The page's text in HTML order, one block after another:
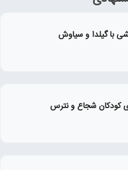
با گیلدا و سیاوش
کودکان شجاع و نترس